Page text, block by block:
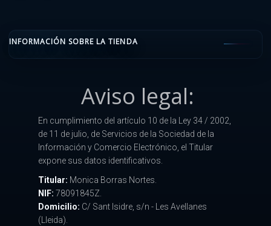
INFORMACIÓN SOBRE LA TIENDA
Aviso legal:
En cumplimiento del artículo 10 de la Ley 34 / 2002,
de 11 de julio, de Servicios de la Sociedad de la
Información y Comercio Electrónico, el Titular
expone sus datos identificativos.
Titular: Monica Borras Nortes.
NIF: 78091845Z.
Domicilio: C/ Sant Isidre, s/n - Les Avellanes
(Lleida).